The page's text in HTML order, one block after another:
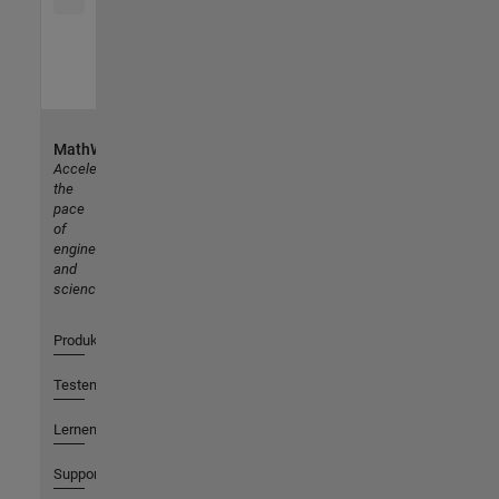
MathWorks
Accelerating
the
pace
of
engineering
and
science
Produkte
Testen oder Kaufen
Lernen
Support